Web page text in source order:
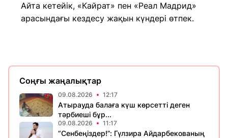
Айта кетейік, «Кайрат» пен «Реал Мадрид»
арасындағы кездесу жақын күндері өтпек.
Соңғы жаңалықтар
09.08.2026 12:17
Атырауда балаға күш көрсетті деген
тәрбиеші бұр...
09.08.2026 11:17
“Сенбеңіздер!”: Гүлзира Айдарбекованың